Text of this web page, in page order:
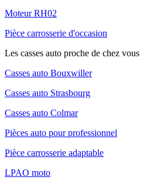
Moteur RH02
Pièce carrosserie d'occasion
Les casses auto proche de chez vous
Casses auto Bouxwiller
Casses auto Strasbourg
Casses auto Colmar
Pièces auto pour professionnel
Pièce carrosserie adaptable
LPAO moto